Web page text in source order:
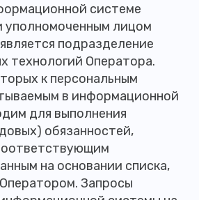
системе
уполномоченным лицом
подразделение
технологий Оператора.
к персональным
в информационной
для выполнения
обязанностей,
на основании списка,
Запросы